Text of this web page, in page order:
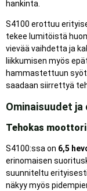
hankinta.
S4100 erottuu
tekee lumitöistä
vievää vaihdetta ja
liikkumisen myös
hammastettuun
saadaan siirrettyä
Ominaisuudet ja
Tehokas
S4100:ssa on 6,5
erinomaisen
suunniteltu
näkyy myös